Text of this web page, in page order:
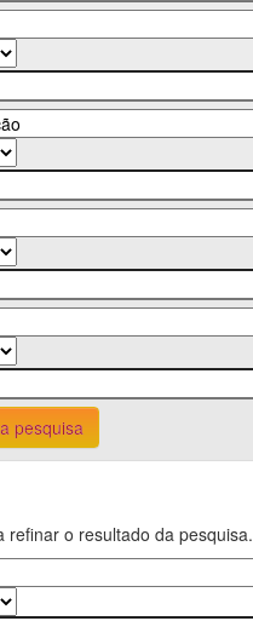
pesquisa
refinar o resultado da pesquisa.